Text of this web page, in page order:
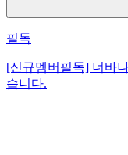
필독
[신규멤버필독] 너바
습니다.